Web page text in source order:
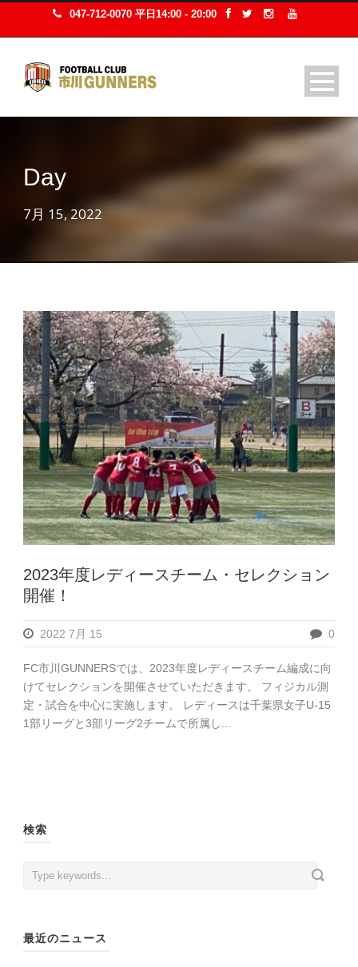
047-712-0070 平日14:00 - 20:00
Day
7月 15, 2022
2023年度レディースチーム・セレクション
開催！
2022 7月 15 0
FC市川GUNNERSでは、2023年度レディースチーム編成に向
けてセレクションを開催させていただきます。 フィジカル測
定・試合を中心に実施します。 レディースは千葉県女子U-15
1部リーグと3部リーグ2チームで所属し...
検索
最近のニュース